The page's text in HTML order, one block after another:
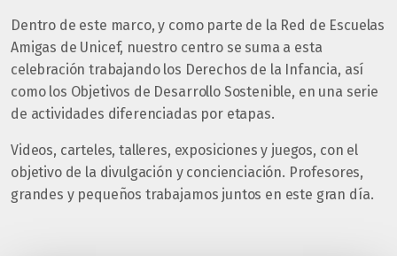
Dentro de este marco, y como parte de la Red de Escuelas
Amigas de Unicef, nuestro centro se suma a esta
celebración trabajando los Derechos de la Infancia, así
como los Objetivos de Desarrollo Sostenible, en una serie
de actividades diferenciadas por etapas.
Videos, carteles, talleres, exposiciones y juegos, con el
objetivo de la divulgación y concienciación. Profesores,
grandes y pequeños trabajamos juntos en este gran día.